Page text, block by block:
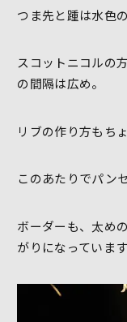
つま先と踵は水色
スコットニコルの
の間隔は広め。
リブの作り方もち
このあたりでパン
ボーダーも、太め
がりになっています